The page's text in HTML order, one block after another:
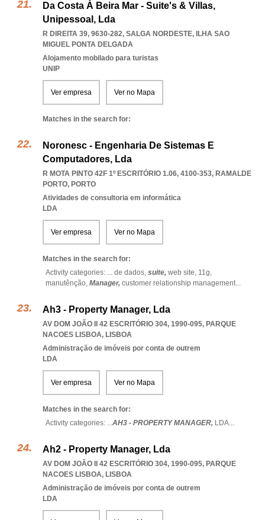
Da Costa À Beira Mar - Suite's & Villas,
Unipessoal, Lda
R DIREITA 39, 9630-282, SALGA NORDESTE, ILHA SAO
MIGUEL PONTA DELGADA
Alojamento mobilado para turistas
UNIP
Ver empresa Ver no Mapa
Matches in the search for:
Noronesc - Engenharia De Sistemas E
Computadores, Lda
R MOTA PINTO 42F 1º ESCRITÓRIO 1.06, 4100-353, RAMALDE
PORTO, PORTO
Atividades de consultoria em informática
LDA
Ver empresa Ver no Mapa
Matches in the search for:
Activity categories: ... de dados, suite, web site, 11g,
manutênção, Manager, customer relationship management...
Ah3 - Property Manager, Lda
AV DOM JOÃO II 42 ESCRITÓRIO 304, 1990-095, PARQUE
NACOES LISBOA, LISBOA
Administração de imóveis por conta de outrem
LDA
Ver empresa Ver no Mapa
Matches in the search for:
Activity categories: ...AH3 - PROPERTY MANAGER, LDA...
Ah2 - Property Manager, Lda
AV DOM JOÃO II 42 ESCRITÓRIO 304, 1990-095, PARQUE
NACOES LISBOA, LISBOA
Administração de imóveis por conta de outrem
LDA